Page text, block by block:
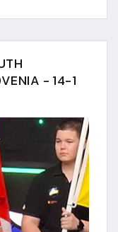
- 14-1